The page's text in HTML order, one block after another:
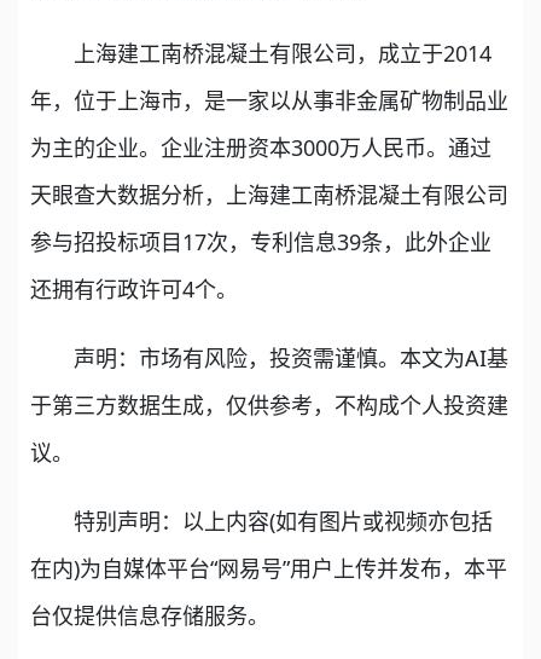
上海建工南桥混凝土有限公司，成立于2014
年，位于上海市，是一家以从事非金属矿物制品业
为主的企业。企业注册资本3000万人民币。通过
天眼查大数据分析，上海建工南桥混凝土有限公司
参与招投标项目17次，专利信息39条，此外企业
还拥有行政许可4个。
声明：市场有风险，投资需谨慎。本文为AI基
于第三方数据生成，仅供参考，不构成个人投资建
议。
特别声明：以上内容(如有图片或视频亦包括
在内)为自媒体平台“网易号”用户上传并发布，本平
台仅提供信息存储服务。